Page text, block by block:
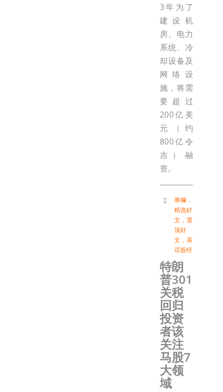
3年为了
建设机
房、电力
系统、冷
却设备及
网络设
施，将需
要超过
200亿美
元（约
800亿令
吉）融
资。
專欄 ，
精选好
文 ， 置
顶好
文 ， 茶
话股经
特朗
普301
关税
回归
投资
者该
关注
马股7
大领
域